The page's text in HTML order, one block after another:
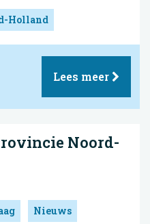
Holland
Lees meer
Noord-
Nieuws